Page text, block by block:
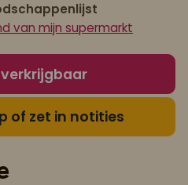
van mijn supermarkt
of zet in notities